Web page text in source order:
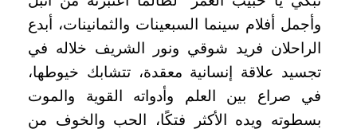
وأجمل أفلام سينما السبعينات والثمانينات، أبدع
الراحلان فريد شوقي ونور الشريف خلاله في
تجسيد علاقة إنسانية معقدة، تتشابك خيوطها،
في صراع بين العلم وأدواته القوية والموت
بسطوته ويده الأكثر فتكًا، الحب والخوف من